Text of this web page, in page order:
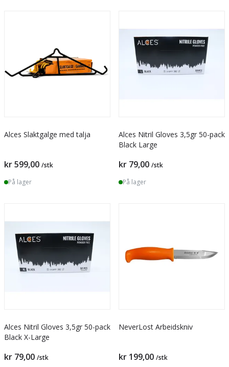
Alces Slaktgalge med talja
kr 599,00 /stk
På lager
Alces Nitril Gloves 3,5gr 50-pack
Black Large
kr 79,00 /stk
På lager
Alces Nitril Gloves 3,5gr 50-pack
Black X-Large
kr 79,00 /stk
NeverLost Arbeidskniv
kr 199,00 /stk